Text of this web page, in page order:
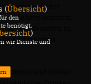
in der
konnten,
Senioren zu
Kaisergarten
und wieder
(Übersicht)
den
benötigt.
)
wir Dienste und